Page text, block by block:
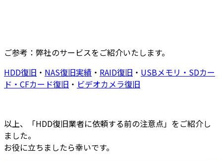
ご参考：弊社のサービスをご紹介いたします。
HDD復旧 ・ NAS復旧実績 ・ RAID復旧 ・ USBメモリ・SDカー
ド・CFカード復旧 ・ ビデオカメラ復旧
以上、「HDD復旧業者に依頼する前の注意点」をご紹介し
ました。
お役に立ちましたら幸いです。